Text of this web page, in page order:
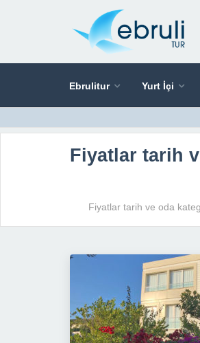
Ebrulitur Yurt İçi
Fiyatlar tarih
Fiyatlar tarih ve oda